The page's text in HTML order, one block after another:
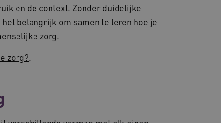
en de context. Zonder duidelijke
belangrijk om samen te leren hoe je
zorg.
zorg?.